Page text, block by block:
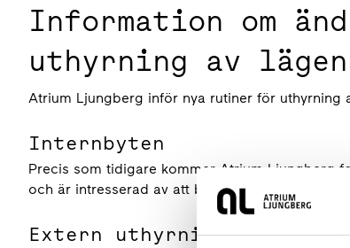
Information om
uthyrning av
Atrium Ljungberg inför nya rutiner för uthyrning
Internbyten
Precis som tidigare kommer Atrium Ljungberg
och är intresserad av att byta lägenhet inom
Extern uthyrning